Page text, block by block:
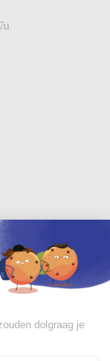
.
: